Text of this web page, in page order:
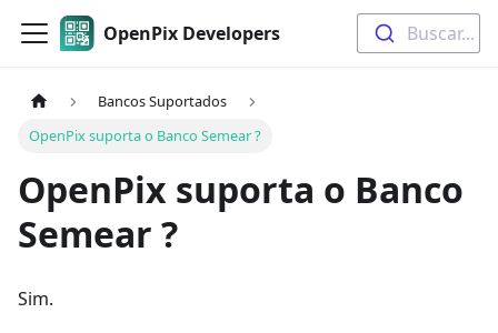
OpenPix Developers Buscar...
Bancos Suportados
OpenPix suporta o Banco Semear ?
OpenPix suporta o Banco
Semear ?
Sim.